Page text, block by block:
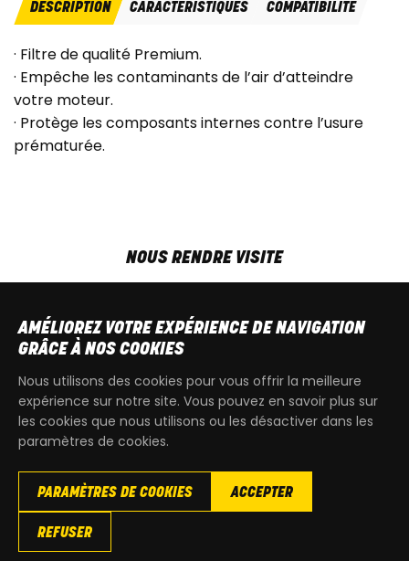
DESCRIPTION CARACTÉRISTIQUES COMPATIBILITÉ
· Filtre de qualité Premium.
· Empêche les contaminants de l’air d’atteindre
votre moteur.
· Protège les composants internes contre l’usure
prématurée.
NOUS RENDRE VISITE
SAM9h00 - 13h30
T+32 64 700 970
Copyright© 2026 KdQuad. Tous droits reservés |
Cookies
AMÉLIOREZ VOTRE EXPÉRIENCE DE NAVIGATION
GRÂCE À NOS COOKIES
Nous utilisons des cookies pour vous offrir la meilleure
expérience sur notre site. Vous pouvez en savoir plus sur
les cookies que nous utilisons ou les désactiver dans les
paramètres de cookies.
PARAMÈTRES DE COOKIES ACCEPTER
REFUSER